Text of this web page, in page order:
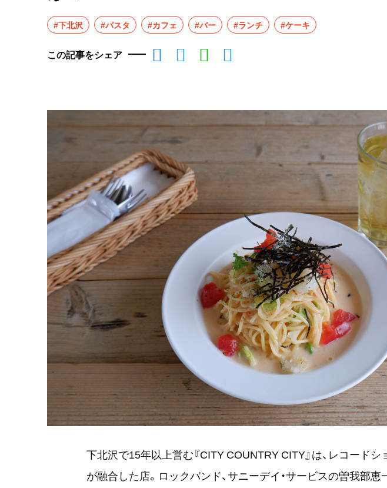
#下北沢 #パスタ #カフェ #バー #ランチ #ケーキ
この記事をシェア
下北沢で15年以上営む『CITY COUNTRY CITY』は、レコード
が融合した店。ロックバンド、サニーデイ・サービスの曽我部